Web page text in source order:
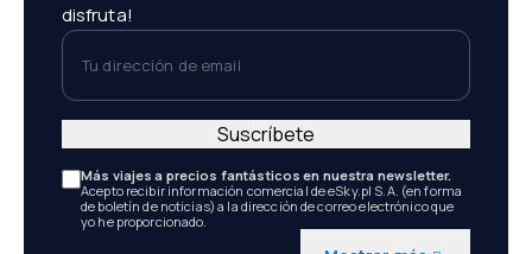
disfruta!
Tu dirección de email
Más viajes a precios fantásticos en nuestra newsletter.
Acepto recibir información comercial de eSky.pl S.A. (en forma
de boletín de noticias) a la dirección de correo electrónico que
yo he proporcionado.
Suscríbete